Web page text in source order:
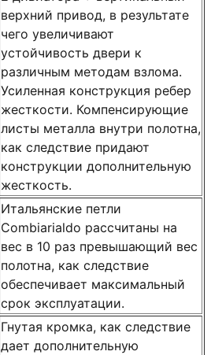
верхний привод, в результате
чего увеличивают
устойчивость двери к
различным методам взлома.
Усиленная конструкция ребер
жесткости. Компенсирующие
листы металла внутри полотна,
как следствие придают
конструкции дополнительную
жесткость.
Итальянские петли
Combiarialdo рассчитаны на
вес в 10 раз превышающий вес
полотна, как следствие
обеспечивает максимальный
срок эксплуатации.
Гнутая кромка, как следствие
дает дополнительную